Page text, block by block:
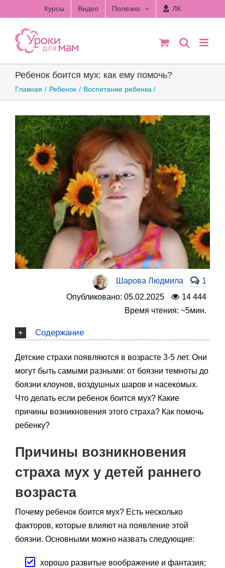
to
content
Курсы Видео Полезно ЛК
Ребенок боится мух: как ему помочь?
Главная Ребенок Воспитание ребенка
Шарова Людмила
1
Опубликовано: 05.02.2025
14 444
Время чтения: ~5мин.
Содержание
Детские страхи появляются в возрасте 3-5 лет. Они
могут быть самыми разными: от боязни темноты до
боязни клоунов, воздушных шаров и насекомых.
Что делать если ребенок боится мух? Какие
причины возникновения этого страха? Как помочь
ребенку?
Причины возникновения
страха мух у детей раннего
возраста
Почему ребенок боится мух? Есть несколько
факторов, которые влияют на появление этой
боязни. Основными можно назвать следующие:
хорошо развитые воображение и фантазия;